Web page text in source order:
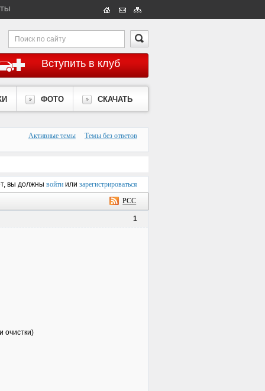
Вступить в клуб
ФОТО СКАЧАТЬ
Активные темы Темы без ответов
вы должны войтиили зарегистрироваться
РСС
1
очистки)